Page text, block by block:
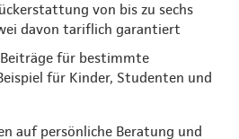
von bis zu sechs
davon tariflich garantiert
für bestimmte
für Kinder, Studenten und
auf persönliche Beratung und